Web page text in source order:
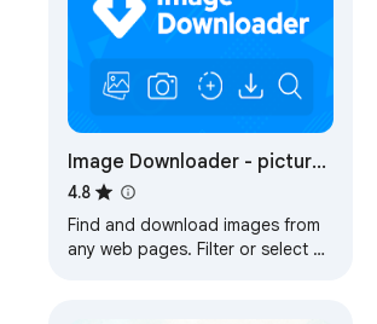
Image Downloader - picture
and photos saver
4.8
Find and download images from
any web pages. Filter or select all